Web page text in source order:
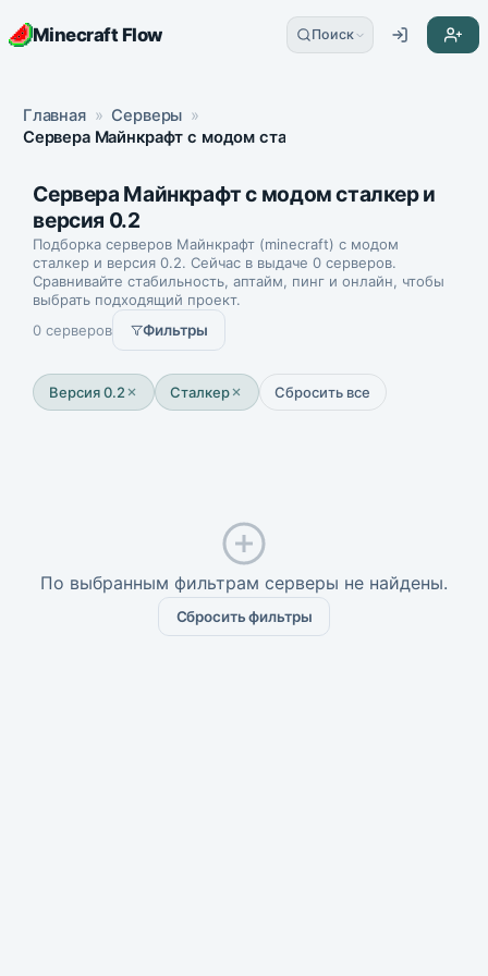
Minecraft Flow Поиск
Главная » Серверы »
Сервера Майнкрафт с модом сталкер и версия 0.2
Сервера Майнкрафт с модом сталкер и
версия 0.2
Подборка серверов Майнкрафт (minecraft) с модом
сталкер и версия 0.2. Сейчас в выдаче 0 серверов.
Сравнивайте стабильность, аптайм, пинг и онлайн, чтобы
выбрать подходящий проект.
0 серверов
Фильтры
Версия 0.2 Сталкер Сбросить все
По выбранным фильтрам серверы не найдены.
Сбросить фильтры